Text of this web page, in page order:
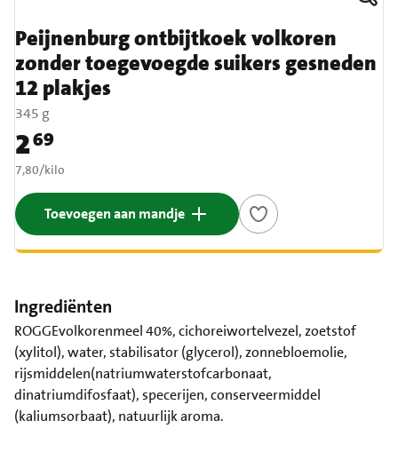
Peijnenburg ontbijtkoek volkoren
zonder toegevoegde suikers gesneden
12 plakjes
345 g
Prijs: € 2,69
269
€ 7,80 per kilo
7,80/kilo
Toevoegen aan mandje
Ingrediënten
ROGGEvolkorenmeel 40%, cichoreiwortelvezel, zoetstof
(xylitol), water, stabilisator (glycerol), zonnebloemolie,
rijsmiddelen(natriumwaterstofcarbonaat,
dinatriumdifosfaat), specerijen, conserveermiddel
(kaliumsorbaat), natuurlijk aroma.